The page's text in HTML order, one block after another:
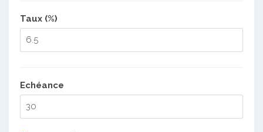
Taux (%)
Echéance